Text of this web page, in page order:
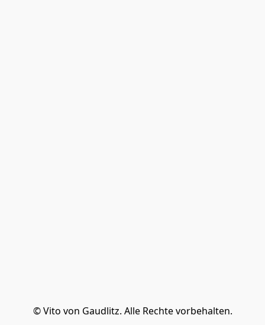
© Vito von Gaudlitz. Alle Rechte vorbehalten.